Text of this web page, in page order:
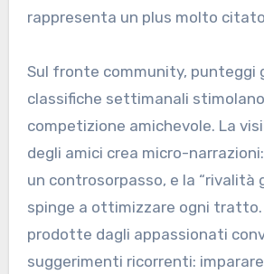
rappresenta un plus molto
Sul fronte community, punteggi
classifiche settimanali
competizione amichevole. La
degli amici crea micro-
un controsorpasso, e la “rivalità
spinge a ottimizzare ogni tratto.
prodotte dagli appassionati
suggerimenti ricorrenti: